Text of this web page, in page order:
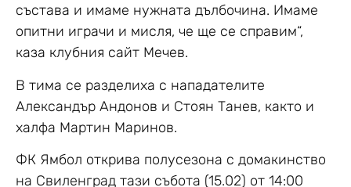
състава и имаме нужната дълбочина. Имаме
опитни играчи и мисля, че ще се справим“,
каза клубния сайт Мечев.
В тима се разделиха с нападателите
Александър Андонов и Стоян Танев, както и
халфа Мартин Маринов.
ФК Ямбол открива полусезона с домакинство
на Свиленград тази събота (15.02) от 14:00